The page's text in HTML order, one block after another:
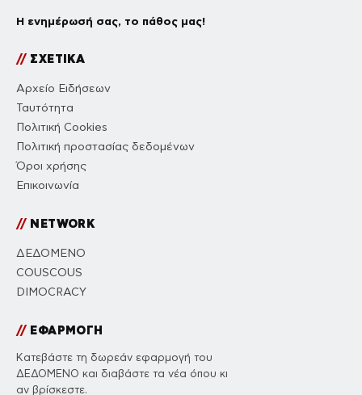
Η ενημέρωσή σας, το πάθος μας!
//ΣΧΕΤΙΚΑ
Αρχείο Ειδήσεων
Ταυτότητα
Πολιτική Cookies
Πολιτική προστασίας δεδομένων
Όροι χρήσης
Επικοινωνία
//NETWORK
ΔΕΔΟΜΕΝΟ
COUSCOUS
DIMOCRACY
//ΕΦΑΡΜΟΓΗ
Κατεβάστε τη δωρεάν εφαρμογή του
ΔΕΔΟΜΕΝΟ και διαβάστε τα νέα όπου κι
αν βρίσκεστε.